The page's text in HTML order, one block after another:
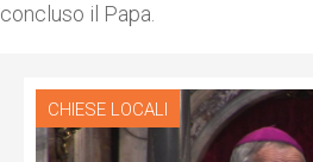
concluso il Papa.
CHIESE LOCALI